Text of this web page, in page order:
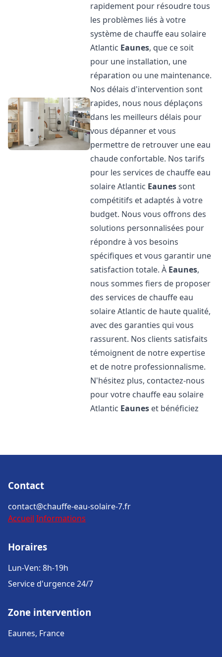
rapidement pour résoudre tous
les problèmes liés à votre
système de chauffe eau solaire
Atlantic Eaunes, que ce soit
pour une installation, une
réparation ou une maintenance.
Nos délais d'intervention sont
rapides, nous nous déplaçons
dans les meilleurs délais pour
vous dépanner et vous
permettre de retrouver une eau
chaude confortable. Nos tarifs
pour les services de chauffe eau
solaire Atlantic Eaunessont
compétitifs et adaptés à votre
budget. Nous vous offrons des
solutions personnalisées pour
répondre à vos besoins
spécifiques et vous garantir une
satisfaction totale. À Eaunes,
nous sommes fiers de proposer
des services de chauffe eau
solaire Atlantic de haute qualité,
avec des garanties qui vous
rassurent. Nos clients satisfaits
témoignent de notre expertise
et de notre professionnalisme.
N'hésitez plus, contactez-nous
pour votre chauffe eau solaire
Atlantic Eaunes et bénéficiez
Contact
contact@chauffe-eau-solaire-7.fr
Accueil Informations
Horaires
Lun-Ven: 8h-19h
Service d'urgence 24/7
Zone intervention
Eaunes, France